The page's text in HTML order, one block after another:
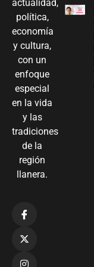
actualidad,
política,
economía
y cultura,
con un
enfoque
especial
en la vida
y las
tradiciones
de la
región
llanera.